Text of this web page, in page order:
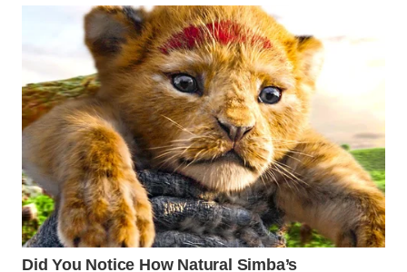
WAHANA
INFRASTRUKTUR
WAHANA
KONSUMEN
WAHANA
LISTRIK
WAHANA
TRAVEL